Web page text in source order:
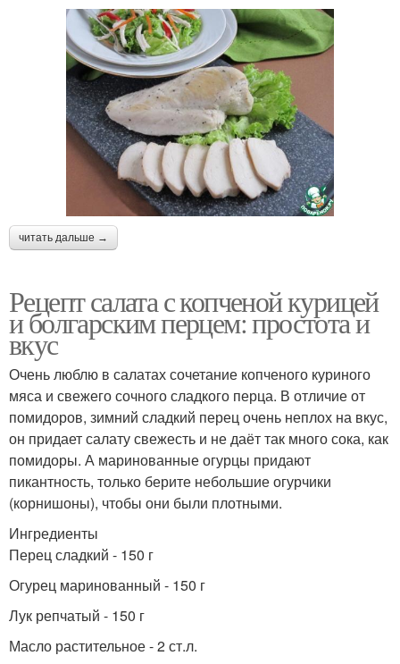
читать дальше →
Рецепт салата с копченой курицей
и болгарским перцем: простота и
вкус
Очень люблю в салатах сочетание копченого куриного
мяса и свежего сочного сладкого перца. В отличие от
помидоров, зимний сладкий перец очень неплох на вкус,
он придает салату свежесть и не даёт так много сока, как
помидоры. А маринованные огурцы придают
пикантность, только берите небольшие огурчики
(корнишоны), чтобы они были плотными.
Ингредиенты
Перец сладкий - 150 г
Огурец маринованный - 150 г
Лук репчатый - 150 г
Масло растительное - 2 ст.л.